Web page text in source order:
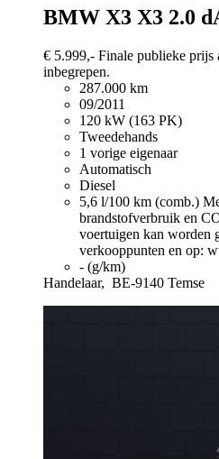
BMW X3 X3 2.0
€ 5.999,- Finale publieke prijs
inbegrepen.
287.000 km
09/2011
120 kW (163 PK)
Tweedehands
1 vorige eigenaar
Automatisch
Diesel
5,6 l/100 km (comb.)
brandstofverbruik en
voertuigen kan worden
verkooppunten en op:
- (g/km)
Handelaar, BE-9140 Temse